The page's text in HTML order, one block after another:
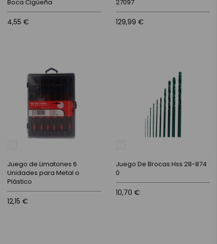
Boca Cigüeña
4,55 €
27097
129,99 €
Juego de Limatones 6
Unidades para Metal o
Plástico
12,15 €
Juego De Brocas Hss 28-874
0
10,70 €